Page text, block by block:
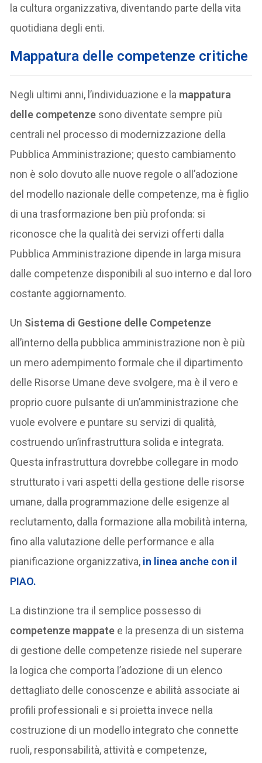
la cultura organizzativa, diventando parte della vita
quotidiana degli enti.
Mappatura delle competenze critiche
Negli ultimi anni, l’individuazione e la mappatura
delle competenze sono diventate sempre più
centrali nel processo di modernizzazione della
Pubblica Amministrazione; questo cambiamento
non è solo dovuto alle nuove regole o all’adozione
del modello nazionale delle competenze, ma è figlio
di una trasformazione ben più profonda: si
riconosce che la qualità dei servizi offerti dalla
Pubblica Amministrazione dipende in larga misura
dalle competenze disponibili al suo interno e dal loro
costante aggiornamento.
Un Sistema di Gestione delle Competenze
all’interno della pubblica amministrazione non è più
un mero adempimento formale che il dipartimento
delle Risorse Umane deve svolgere, ma è il vero e
proprio cuore pulsante di un’amministrazione che
vuole evolvere e puntare su servizi di qualità,
costruendo un’infrastruttura solida e integrata.
Questa infrastruttura dovrebbe collegare in modo
strutturato i vari aspetti della gestione delle risorse
umane, dalla programmazione delle esigenze al
reclutamento, dalla formazione alla mobilità interna,
fino alla valutazione delle performance e alla
pianificazione organizzativa, in linea anche con il
PIAO.
La distinzione tra il semplice possesso di
competenze mappate e la presenza di un sistema
di gestione delle competenze risiede nel superare
la logica che comporta l’adozione di un elenco
dettagliato delle conoscenze e abilità associate ai
profili professionali e si proietta invece nella
costruzione di un modello integrato che connette
ruoli, responsabilità, attività e competenze,